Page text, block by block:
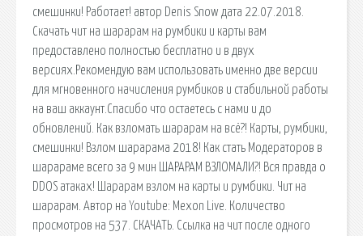
смешинки! Работает! автор Denis Snow дата 22.07.2018.
Скачать чит на шарарам на румбики и карты вам
предоставлено полностью бесплатно и в двух
версиях.Рекомендую вам использовать именно две версии
для мгновенного начисления румбиков и стабильной работы
на ваш аккаунт.Спасибо что остаетесь с нами и до
обновлений. Как взломать шарарам на всё?! Карты, румбики,
смешинки! Взлом шарарама 2018! Как стать Модераторов в
шарараме всего за 9 мин ШАРАРАМ ВЗЛОМАЛИ?! Вся правда о
DDOS атаках! Шарарам взлом на карты и румбики. Чит на
шарарам. Автор на Youtube: Mexon Live. Количество
просмотров на 537. СКАЧАТЬ. Ссылка на чит после одного